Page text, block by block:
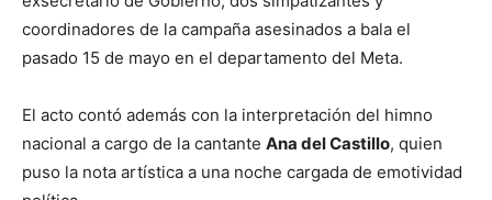
coordinadores de la campaña asesinados a bala el
pasado 15 de mayo en el departamento del Meta.
El acto contó además con la interpretación del himno
nacional a cargo de la cantante Ana del Castillo, quien
puso la nota artística a una noche cargada de emotividad